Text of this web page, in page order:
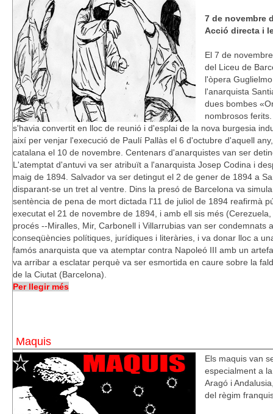
7 de novembre
Acció directa i
El 7 de
del Liceu de
l'òpera
l'anarquista
dues bombes
nombrosos
s'havia convertit en lloc de reunió i d'esplai de la nova burgesia
així per venjar l'execució de Paulí Pallàs el 6 d'octubre d'aquell
catalana el 10 de novembre. Centenars d'anarquistes van ser
L'atemptat d'antuvi va ser atribuït a l'anarquista Josep Codina i
maig de 1894. Salvador va ser detingut el 2 de gener de 1894 a
disparant-se un tret al ventre. Dins la presó de Barcelona va
sentència de pena de mort dictada l'11 de juliol de 1894 reafirmà
executat el 21 de novembre de 1894, i amb ell sis més
procés --Miralles, Mir, Carbonell i Villarrubias van ser
conseqüències polítiques, jurídiques i literàries, i va donar lloc a
famós anarquista que va atemptar contra Napoleó III amb un
va arribar a esclatar perquè va ser esmortida en caure sobre la
de la Ciutat (Barcelona).
Per llegir més
Maquis
Els maquis van
especialment a
Aragó i
del règim